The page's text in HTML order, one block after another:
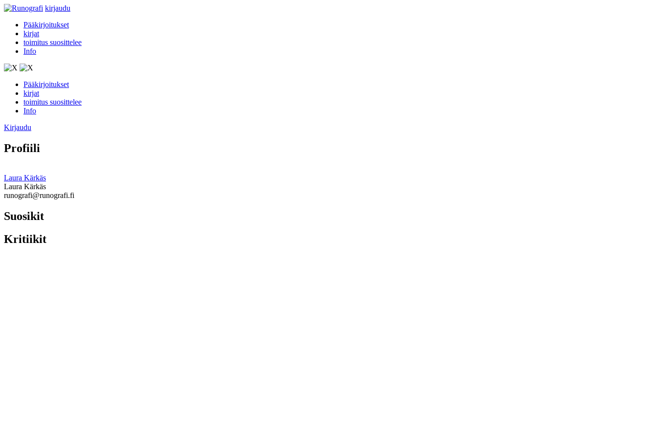
kirjaudu
Pääkirjoitukset
kirjat
toimitus suosittelee
Info
Pääkirjoitukset
kirjat
toimitus suosittelee
Info
Kirjaudu
Profiili
Laura Kärkäs
Laura Kärkäs
runografi@runografi.fi
Suosikit
Kritiikit